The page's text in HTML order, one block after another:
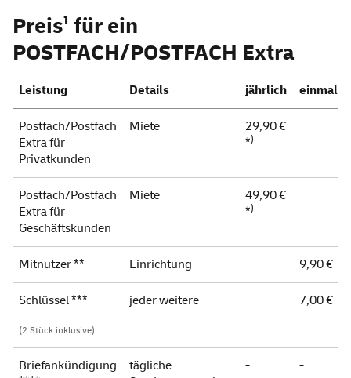
Preis¹ für ein
POSTFACH/POSTFACH Extra
Leistung Details jährlich einmalig
Postfach/Postfach
Extra für
Privatkunden
Miete
29,90 €
*)
Postfach/Postfach
Extra für
Geschäftskunden
Miete
49,90 €
*)
Mitnutzer ** Einrichtung 9,90 €
Schlüssel ***
(2 Stück inklusive)
jeder weitere 7,00 €
Briefankündigung
tägliche
- -